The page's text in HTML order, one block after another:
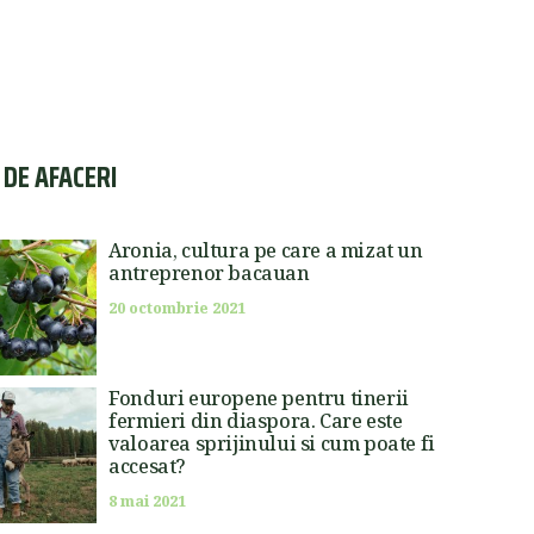
AFACERI
Aronia, cultura pe care a mizat un
antreprenor bacauan
20 octombrie 2021
Fonduri europene pentru tinerii
fermieri din diaspora. Care este
valoarea sprijinului si cum poate fi
accesat?
8 mai 2021